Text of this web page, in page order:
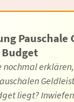
Pauschale
nochmal
liegt?